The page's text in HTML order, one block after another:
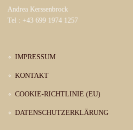
Andrea Kerssenbrock
Tel : +43 699 1974 1257
IMPRESSUM
KONTAKT
COOKIE-RICHTLINIE (EU)
DATENSCHUTZERKLÄRUNG